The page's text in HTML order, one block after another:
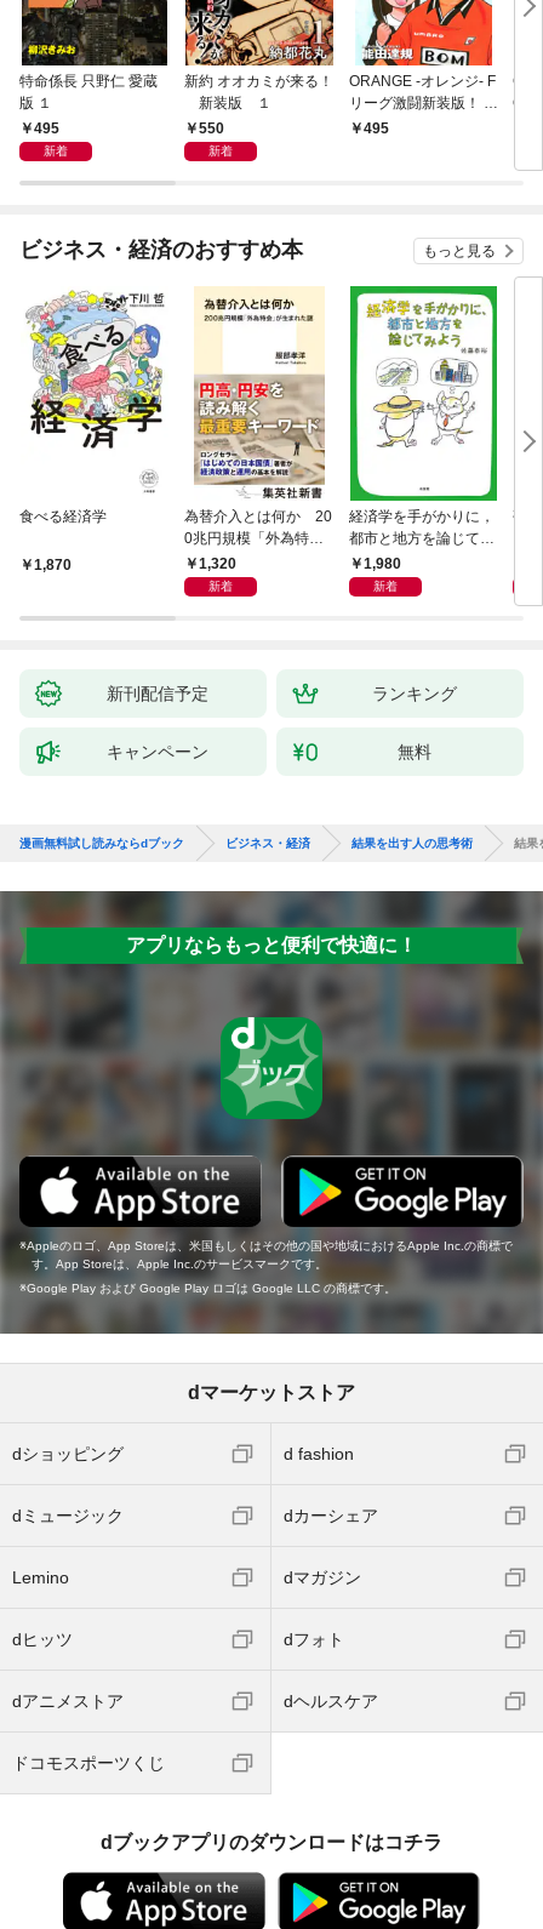
特命係長 只野仁 愛蔵
版 １
495
新着
新約 オオカミが来る！
新装版 １
550
新着
ORANGE -オレンジ- F
リーグ激闘新装版！ 第
１巻495
ビジネス・経済のおすすめ本 もっと見る
食べる経済学
1,870
為替介入とは何か 20
0兆円規模「外為特
会」が生まれた謎
1,320
新着
経済学を手がかりに，
都市と地方を論じてみ
よう1,980
新着
研
新刊配信予定 ランキング
キャンペーン 無料
漫画無料試し読みならdブック ビジネス・経済 結果を出す人の思考術 結果
アプリならもっと便利で快適に！
Appleのロゴ、App Storeは、米国もしくはその他の国や地域におけるApple Inc.の商標で
す。App Storeは、Apple Inc.のサービスマークです。
Google Play および Google Play ロゴは Google LLC の商標です。
dマーケットストア
dショッピング d fashion
dミュージック dカーシェア
Lemino dマガジン
dヒッツ dフォト
dアニメストア dヘルスケア
ドコモスポーツくじ
dブックアプリのダウンロードはコチラ